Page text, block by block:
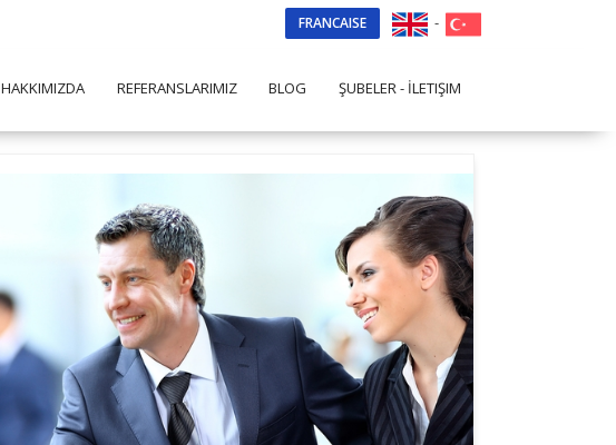
FRANCAISE -
HAKKIMIZDA REFERANSLARIMIZ BLOG ŞUBELER - İLETIŞIM